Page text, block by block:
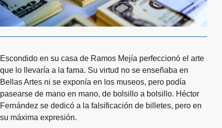
Escondido en su casa de Ramos Mejía perfeccionó el arte
que lo llevaría a la fama. Su virtud no se enseñaba en
Bellas Artes ni se exponía en los museos, pero podía
pasearse de mano en mano, de bolsillo a bolsillo. Héctor
Fernández se dedicó a la falsificación de billetes, pero en
su máxima expresión.